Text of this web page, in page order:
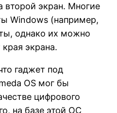
второй экран. Многие
Windows (например,
однако их можно
экрана.
гаджет под
OS мог бы
цифрового
на базе этой ОС